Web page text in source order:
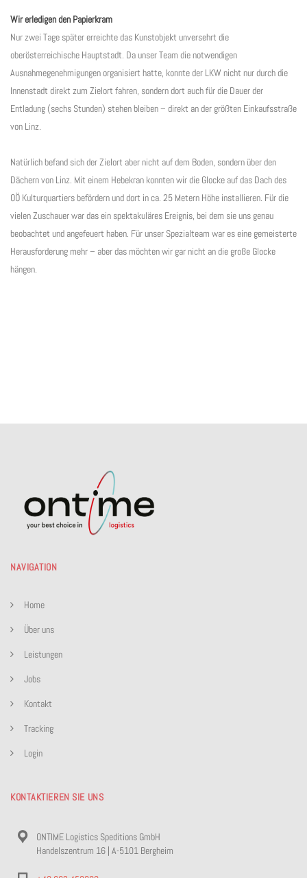
Wir erledigen den Papierkram
Nur zwei Tage später erreichte das Kunstobjekt unversehrt die
oberösterreichische Hauptstadt. Da unser Team die notwendigen
Ausnahmegenehmigungen organisiert hatte, konnte der LKW nicht nur durch die
Innenstadt direkt zum Zielort fahren, sondern dort auch für die Dauer der
Entladung (sechs Stunden) stehen bleiben – direkt an der größten Einkaufsstraße
von Linz.
Natürlich befand sich der Zielort aber nicht auf dem Boden, sondern über den
Dächern von Linz. Mit einem Hebekran konnten wir die Glocke auf das Dach des
OÖ Kulturquartiers befördern und dort in ca. 25 Metern Höhe installieren. Für die
vielen Zuschauer war das ein spektakuläres Ereignis, bei dem sie uns genau
beobachtet und angefeuert haben. Für unser Spezialteam war es eine gemeisterte
Herausforderung mehr – aber das möchten wir gar nicht an die große Glocke
hängen.
NAVIGATION
Home
Über uns
Leistungen
Jobs
Kontakt
Tracking
Login
KONTAKTIEREN SIE UNS
ONTIME Logistics Speditions GmbH
Handelszentrum 16 | A-5101 Bergheim